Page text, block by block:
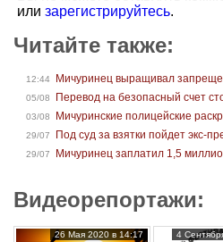
или зарегистрируйтесь.
Читайте также:
12:44 Мичуринец выращивал
05/08 Перевод на безопасный счет
03/08 Мичуринские полицейские
29/07 Под суд за взятки пойдет экс-
29/07 Мичуринец заплатил 1,5
Видеорепортажи:
26 Мая 2020 в 14:17 4